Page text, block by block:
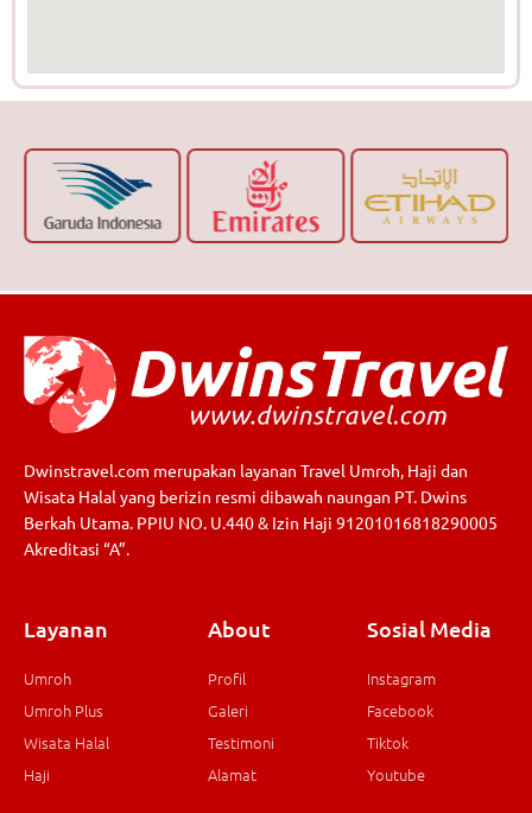
Dwinstravel.com merupakan layanan Travel Umroh, Haji dan
Wisata Halal yang berizin resmi dibawah naungan PT. Dwins
Berkah Utama. PPIU NO. U.440 & Izin Haji 91201016818290005
Akreditasi “A”.
Layanan
Umroh
Umroh Plus
Wisata Halal
Haji
About
Profil
Galeri
Testimoni
Alamat
Sosial Media
Instagram
Facebook
Tiktok
Youtube